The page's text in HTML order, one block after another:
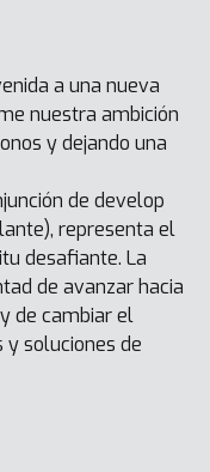
a una nueva
nuestra ambición
y dejando una
de develop
representa el
desafiante. La
de avanzar hacia
de cambiar el
y soluciones de